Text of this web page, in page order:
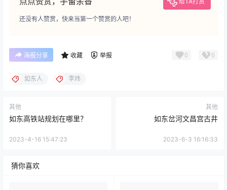
还没有人赞赏，快来当第一个赞赏的人吧！
海报分享 收藏 举报 0 0
如东人 李炜
其他
如东高铁站规划在哪里？
2023-4-16 15:47:23
其他
如东岔河文昌宫古井
2023-6-3 16:16:33
猜你喜欢